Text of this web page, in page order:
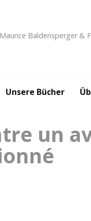
Maurice Baldensperger &
Unsere Bücher
un